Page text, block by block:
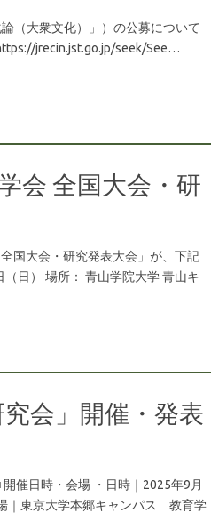
（大衆文化）」）の公募について
jrecin.jst.go.jp/seek/See…
会 全国大会・研
国大会・研究発表大会」が、下記
日） 場所： 青山学院大学 青山キ
会」開催・発表
催日時・会場 ・日時｜2025年9月
｜東京大学本郷キャンパス 教育学